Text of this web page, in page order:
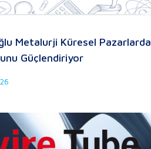
Metalurji Küresel Pazarlarda
Güçlendiriyor